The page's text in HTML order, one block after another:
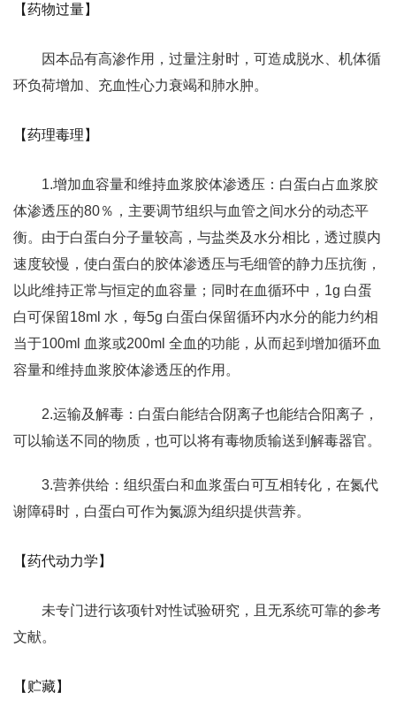
【药物过量】
因本品有高渗作用，过量注射时，可造成脱水、机体循
环负荷增加、充血性心力衰竭和肺水肿。
【药理毒理】
1.增加血容量和维持血浆胶体渗透压：白蛋白占血浆胶
体渗透压的80％，主要调节组织与血管之间水分的动态平
衡。由于白蛋白分子量较高，与盐类及水分相比，透过膜内
速度较慢，使白蛋白的胶体渗透压与毛细管的静力压抗衡，
以此维持正常与恒定的血容量；同时在血循环中，1g 白蛋
白可保留18ml 水，每5g 白蛋白保留循环内水分的能力约相
当于100ml 血浆或200ml 全血的功能，从而起到增加循环血
容量和维持血浆胶体渗透压的作用。
2.运输及解毒：白蛋白能结合阴离子也能结合阳离子，
可以输送不同的物质，也可以将有毒物质输送到解毒器官。
3.营养供给：组织蛋白和血浆蛋白可互相转化，在氮代
谢障碍时，白蛋白可作为氮源为组织提供营养。
【药代动力学】
未专门进行该项针对性试验研究，且无系统可靠的参考
文献。
【贮藏】